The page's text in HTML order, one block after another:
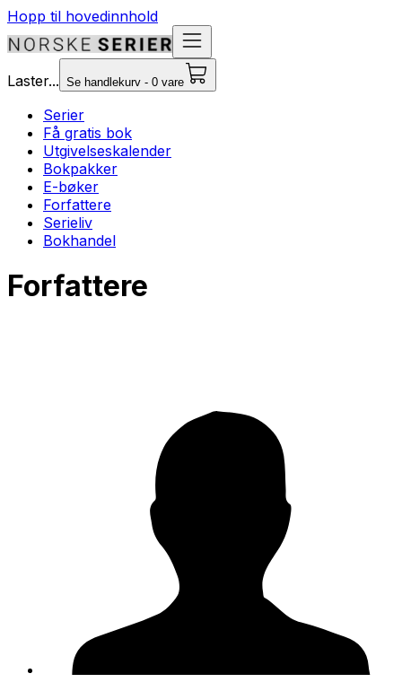
Hopp til hovedinnhold
Laster... Se handlekurv - 0 vare
Serier
Få gratis bok
Utgivelseskalender
Bokpakker
E-bøker
Forfattere
Serieliv
Bokhandel
Forfattere